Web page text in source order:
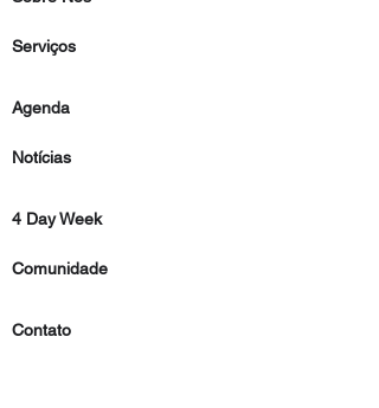
Serviços
Agenda
Notícias
4 Day Week
Comunidade
Contato